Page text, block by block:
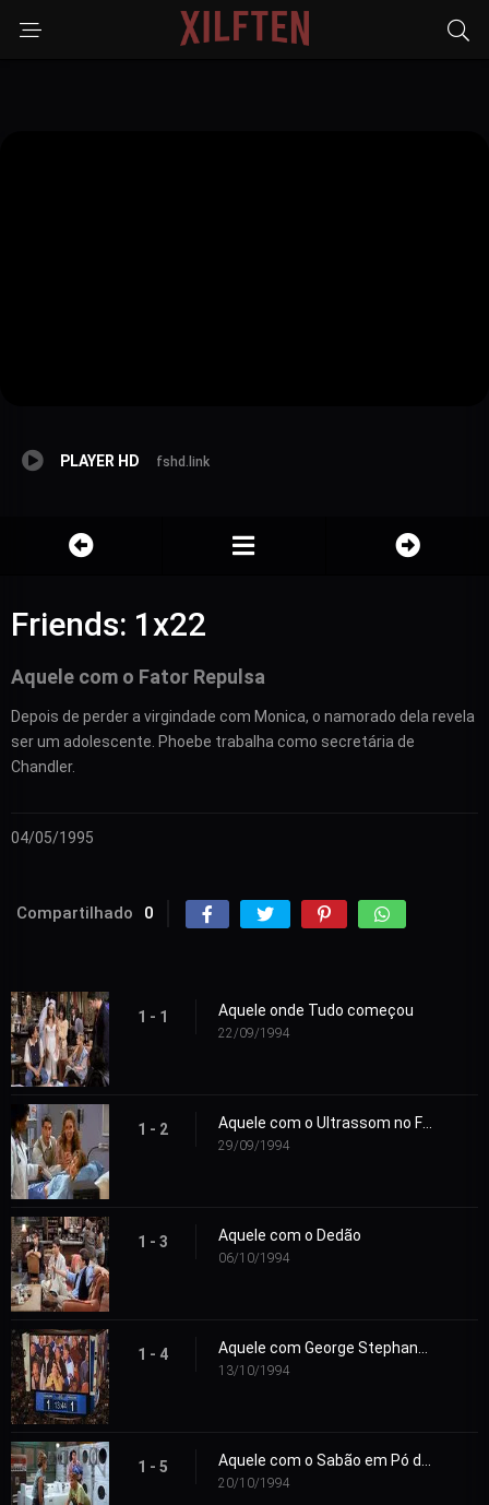
PLAYER HD fshd.link
Friends: 1x22
Aquele com o Fator Repulsa
Depois de perder a virgindade com Monica, o namorado dela revela
ser um adolescente. Phoebe trabalha como secretária de
Chandler.
04/05/1995
Compartilhado 0
1 - 1 Aquele onde Tudo começou
22/09/1994
1 - 2
29/09/1994
1 - 3 Aquele com o Dedão
06/10/1994
1 - 4
13/10/1994
1 - 5
20/10/1994